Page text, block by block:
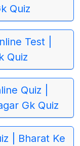
Quiz
Test |
Quiz
Quiz |
Gk Quiz
| Bharat Ke